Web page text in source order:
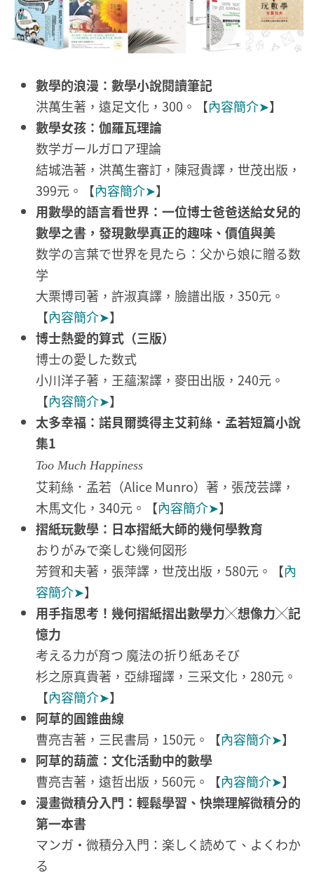
數學的浪漫：數學小說閱讀筆記
洪萬生著，遠足文化，300。【內容簡介➤】
數學女孩：伽羅瓦理論
数学ガールガロア理論
結城浩著，洪萬生審訂，陳冠貴譯，世茂出版，
399元。【內容簡介➤】
用數學的語言看世界：一位博士爸爸送給女兒的
數學之書，發現數學真正的趣味、價值與美
数学の言葉で世界を見たら：父から娘に贈る数
学
大栗博司著，許淑真譯，臉譜出版，350元。
【內容簡介➤】
博士熱愛的算式（三版）
博士の愛した数式
小川洋子著，王蘊潔譯，麥田出版，240元。
【內容簡介➤】
太多幸福：諾貝爾獎得主艾莉絲．孟若短篇小說
集1
Too Much Happiness
艾莉絲．孟若（Alice Munro）著，張茂芸譯，
木馬文化，340元。【內容簡介➤】
摺紙玩數學：日本摺紙大師的幾何學教育
おりがみで楽しむ幾何図形
芳賀和夫著，張萍譯，世茂出版，580元。【內
容簡介➤】
用手指思考！幾何摺紙摺出數學力╳想像力╳記
憶力
考える力が育つ 魔法の折り紙あそび
杉之原真貴著，亞緋瑠譯，三采文化，280元。
【內容簡介➤】
阿草的圓錐曲線
曹亮吉著，三民書局，150元。【內容簡介➤】
阿草的葫蘆：文化活動中的數學
曹亮吉著，遠哲出版，560元。【內容簡介➤】
漫畫微積分入門：輕鬆學習、快樂理解微積分的
第一本書
マンガ・微積分入門：楽しく読めて、よくわか
る